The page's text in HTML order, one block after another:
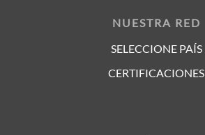
NUESTRA RED
SELECCIONE PAÍS
CERTIFICACIONES